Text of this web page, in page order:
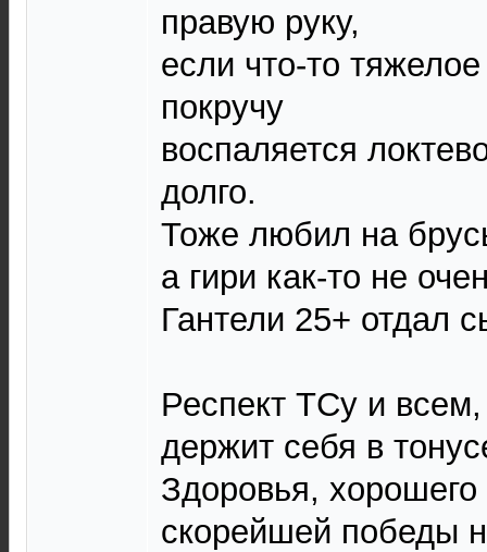
правую руку,
если что-то
покручу
воспаляется
долго.
Тоже любил на
а гири как-то не
Гантели 25+ отдал
Респект ТСу и
держит себя в
Здоровья, хорошего
скорейшей победы